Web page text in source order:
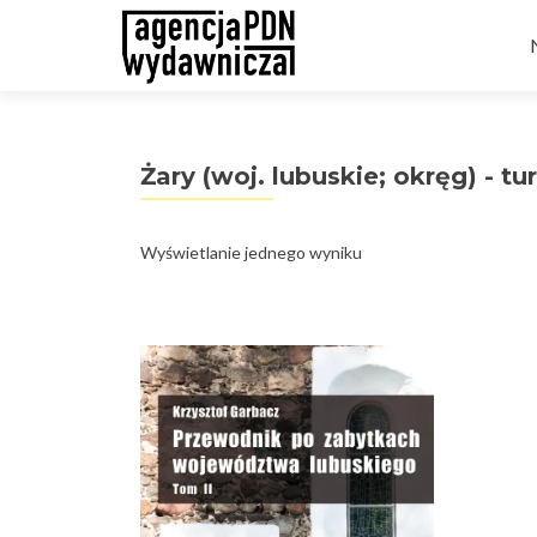
Żary (woj. lubuskie; okręg) -
Wyświetlanie jednego wyniku